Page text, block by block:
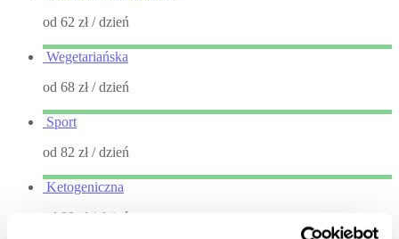
od 62 zł/ dzień
Wegetariańska
od 68 zł/ dzień
Sport
od 82 zł/ dzień
Ketogeniczna
od 80 zł / dzień